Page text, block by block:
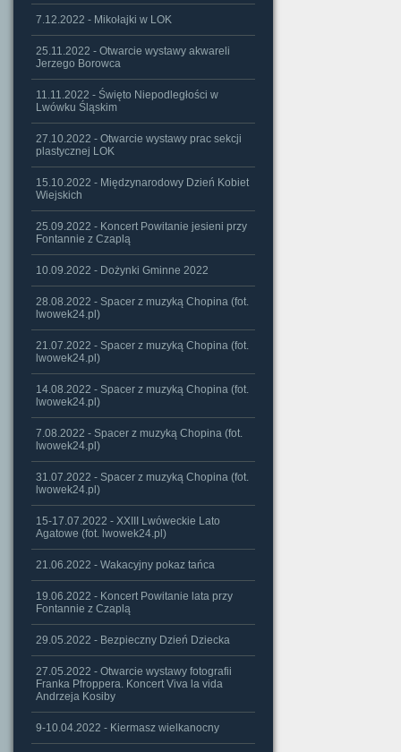
7.12.2022 - Mikołajki w LOK
25.11.2022 - Otwarcie wystawy akwareli
Jerzego Borowca
11.11.2022 - Święto Niepodległości w
Lwówku Śląskim
27.10.2022 - Otwarcie wystawy prac sekcji
plastycznej LOK
15.10.2022 - Międzynarodowy Dzień Kobiet
Wiejskich
25.09.2022 - Koncert Powitanie jesieni przy
Fontannie z Czaplą
10.09.2022 - Dożynki Gminne 2022
28.08.2022 - Spacer z muzyką Chopina (fot.
lwowek24.pl)
21.07.2022 - Spacer z muzyką Chopina (fot.
lwowek24.pl)
14.08.2022 - Spacer z muzyką Chopina (fot.
lwowek24.pl)
7.08.2022 - Spacer z muzyką Chopina (fot.
lwowek24.pl)
31.07.2022 - Spacer z muzyką Chopina (fot.
lwowek24.pl)
15-17.07.2022 - XXIII Lwóweckie Lato
Agatowe (fot. lwowek24.pl)
21.06.2022 - Wakacyjny pokaz tańca
19.06.2022 - Koncert Powitanie lata przy
Fontannie z Czaplą
29.05.2022 - Bezpieczny Dzień Dziecka
27.05.2022 - Otwarcie wystawy fotografii
Franka Pfroppera. Koncert Viva la vida
Andrzeja Kosiby
9-10.04.2022 - Kiermasz wielkanocny